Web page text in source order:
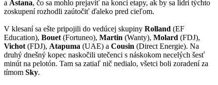
a Astana, čo sa mohlo prejaviť na konci etapy, ak by sa lídri týchto
zoskupení rozhodli zaútočiť ďaleko pred cieľom.
V klesaní sa ešte pripojili do vedúcej skupiny Rolland (EF
Education), Bouet (Fortuneo), Martin (Wanty), Molard (FDJ),
Vichot (FDJ), Atapuma (UAE) a Cousin (Direct Energie). Na
druhý dnešný kopec naskočili utečenci s náskokom necelých šesť
minút na pelotón. Tam sa zatiaľ nič nedialo, všetci boli zoradení za
tímom Sky.